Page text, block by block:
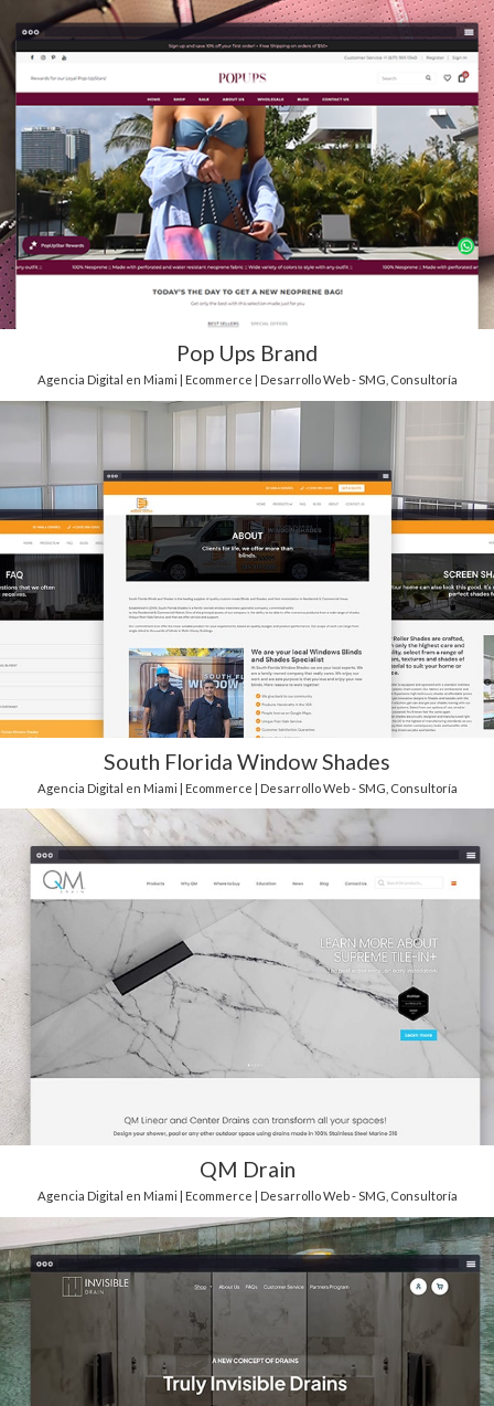
Pop Ups Brand
Agencia Digital en Miami | Ecommerce | Desarrollo Web - SMG Consultoría
South Florida Window Shades
Agencia Digital en Miami | Ecommerce | Desarrollo Web - SMG Consultoría
QM Drain
Agencia Digital en Miami | Ecommerce | Desarrollo Web - SMG Consultoría